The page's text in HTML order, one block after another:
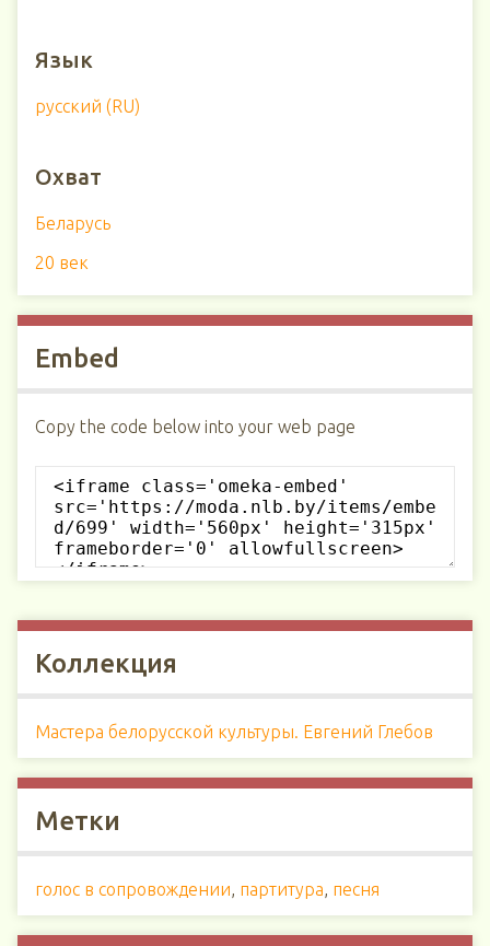
Язык
русский (RU)
Охват
Беларусь
20 век
Embed
Copy the code below into your web page
Коллекция
Мастера белорусской культуры. Евгений Глебов
Метки
голос в сопровождении, партитура, песня